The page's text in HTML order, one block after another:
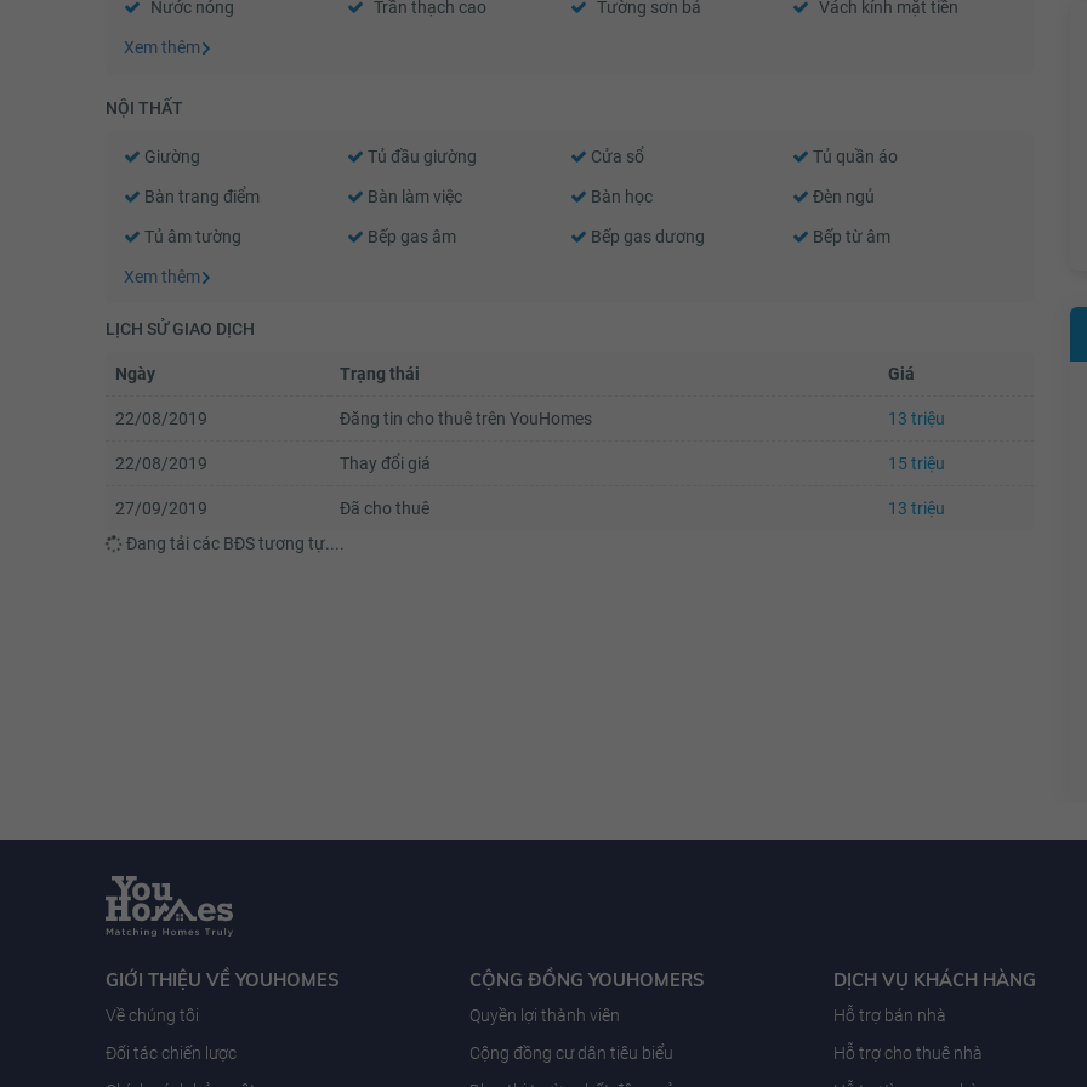
Nước nóng Trần thạch cao Tường sơn bả Vách kính mặt tiền
Xem thêm
NỘI THẤT
Giường Tủ đầu giường Cửa sổ Tủ quần áo
Bàn trang điểm Bàn làm việc Bàn học Đèn ngủ
Tủ âm tường Bếp gas âm Bếp gas dương Bếp từ âm
Xem thêm
LỊCH SỬ GIAO DỊCH
Ngày Trạng thái Giá
22/08/2019 Đăng tin cho thuê trên YouHomes 13 triệu
22/08/2019 Thay đổi giá 15 triệu
27/09/2019 Đã cho thuê
13 triệu
Đang tải các BĐS tương tự....
GIỚI THIỆU VỀ YOUHOMES
Về chúng tôi
Đối tác chiến lược
CỘNG ĐỒNG YOUHOMERS
Quyền lợi thành viên
Cộng đồng cư dân tiêu biểu
DỊCH VỤ KHÁCH HÀNG
Hỗ trợ bán nhà
Hỗ trợ cho thuê nhà